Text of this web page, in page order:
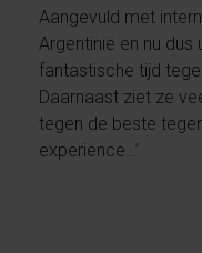
Aangevuld met
Argentinië en nu
fantastische tijd
Daarnaast ziet ze
tegen de beste
experience…’